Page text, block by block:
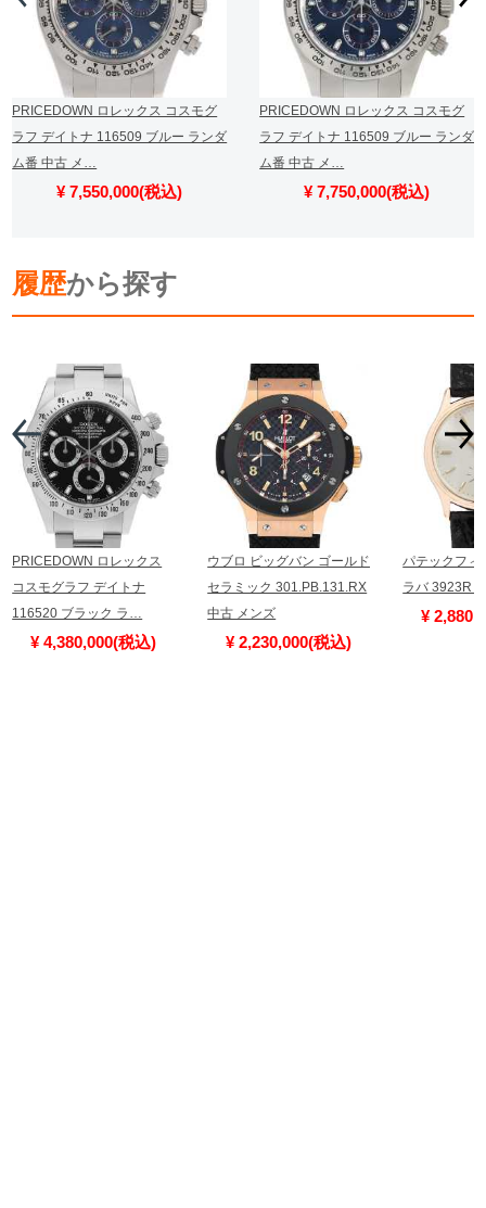
PRICEDOWN ロレックス コスモグ
ラフ デイトナ 116509 ブルー ランダ
ム番 中古 メ…
¥ 7,550,000(税込)
PRICEDOWN ロレックス コスモグ
ラフ デイトナ 116509 ブルー ランダ
ム番 中古 メ…
¥ 7,750,000(税込)
履歴から探す
PRICEDOWN ロレックス
コスモグラフ デイトナ
116520 ブラック ラ…
¥ 4,380,000(税込)
ウブロ ビッグバン ゴールド
セラミック 301.PB.131.RX
中古 メンズ
¥ 2,230,000(税込)
パテックフィ
ラバ 3923R
¥